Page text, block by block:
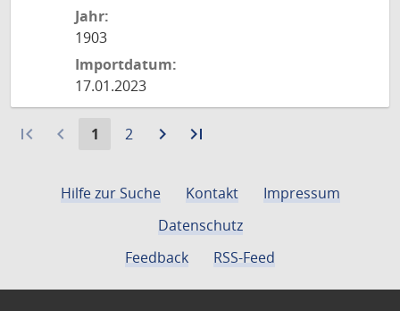
Jahr:
1903
Importdatum:
17.01.2023
first_page navigate_before
Aktuelle
1
Gehe
2 navigate_next
Zurlast_page
Hilfe zur Suche
Kontakt
Impressum
Datenschutz
Feedback
RSS-Feed